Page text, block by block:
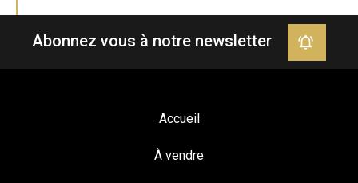
Abonnez vous à notre newsletter
Accueil
À vendre